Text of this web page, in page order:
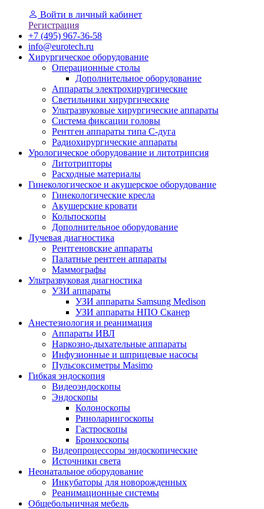
Войти в личный кабинет
Регистрация
+7 (495) 967-36-58
info@eurotech.ru
Хирургическое оборудование
Операционные столы
Дополнительное оборудование
Аппараты электрохирургические
Светильники хирургические
Ультразвуковые хирургические аппараты
Система фиксации головы
Рентген аппараты типа С-дуга
Радиохирургические аппараты
Урологическое оборудование и литотрипсия
Литотрипторы
Расходные материалы
Гинекологическое и акушерское оборудование
Гинекологические кресла
Акушерские кровати
Кольпоскопы
Дополнительное оборудование
Лучевая диагностика
Рентгеновские аппараты
Палатные рентген аппараты
Маммографы
Ультразвуковая диагностика
УЗИ аппараты
УЗИ аппараты Samsung Medison
УЗИ аппараты НПО Сканер
Анестезиология и реанимация
Аппараты ИВЛ
Наркозно-дыхательные аппараты
Инфузионные и шприцевые насосы
Пульсоксиметры Masimo
Гибкая эндоскопия
Видеоэндоскопы
Эндоскопы
Колоноскопы
Риноларингоскопы
Гастроскопы
Бронхоскопы
Видеопроцессоры эндоскопические
Источники света
Неонатальное оборудование
Инкубаторы для новорожденных
Реанимационные системы
Общебольничная мебель